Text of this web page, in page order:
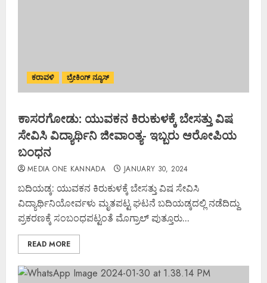
ಕರಾವಳಿ ಬ್ರೇಕಿಂಗ್ ನ್ಯೂಸ್
ಕಾಸರಗೋಡು: ಯುವಕನ ಕಿರುಕುಳಕ್ಕೆ ಬೇಸತ್ತು ವಿಷ
ಸೇವಿಸಿ ವಿದ್ಯಾರ್ಥಿನಿ ಜೀವಾಂತ್ಯ- ಇಬ್ಬರು ಆರೋಪಿಯ
ಬಂಧನ
MEDIA ONE KANNADA JANUARY 30, 2024
ಬದಿಯಡ್ಕ: ಯುವಕನ ಕಿರುಕುಳಕ್ಕೆ ಬೇಸತ್ತು ವಿಷ ಸೇವಿಸಿ
ವಿದ್ಯಾರ್ಥಿನಿಯೋರ್ವಳು ಮೃತಪಟ್ಟ ಘಟನೆ ಬದಿಯಡ್ಕದಲ್ಲಿ ನಡೆದಿದ್ದು
ಪ್ರಕರಣಕ್ಕೆ ಸಂಬಂಧಪಟ್ಟಂತೆ ಮೊಗ್ರಾಲ್ ಪುತ್ತೂರು...
READ MORE